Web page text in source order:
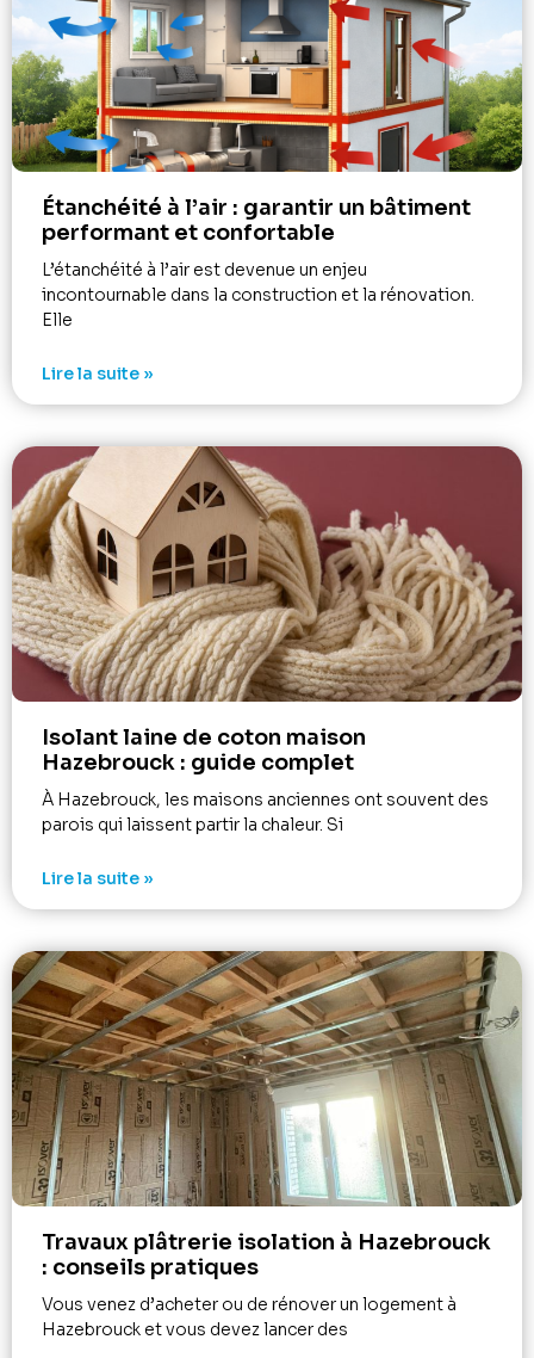
Étanchéité à l’air : garantir un bâtiment
performant et confortable
L’étanchéité à l’air est devenue un enjeu
incontournable dans la construction et la rénovation.
Elle
Lire la suite »
Isolant laine de coton maison
Hazebrouck : guide complet
À Hazebrouck, les maisons anciennes ont souvent des
parois qui laissent partir la chaleur. Si
Lire la suite »
Travaux plâtrerie isolation à Hazebrouck
: conseils pratiques
Vous venez d’acheter ou de rénover un logement à
Hazebrouck et vous devez lancer des